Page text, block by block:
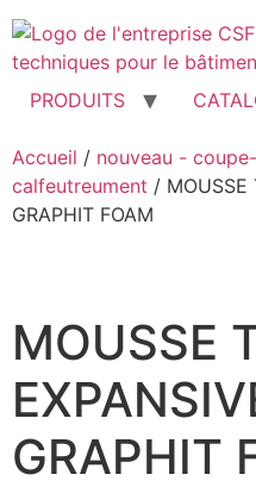
Aller
au
contenu
PRODUITS
Accueil / nouveau -
calfeutreument / MOUSSE
GRAPHIT FOAM
MOUSSE
GRAPHIT